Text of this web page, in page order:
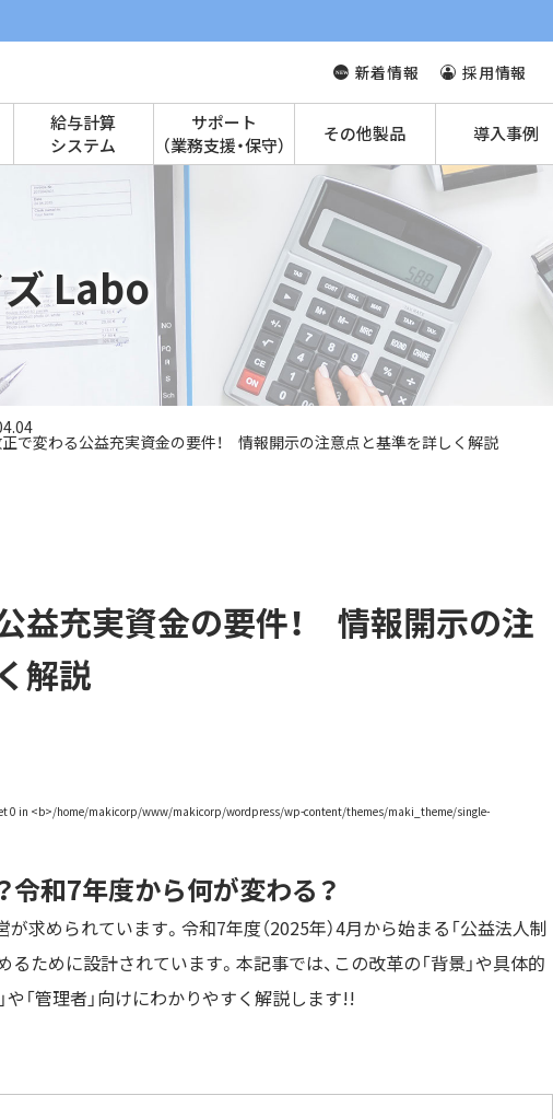
新着情報 採用情報
給与計算
システム
サポート
（業務支援・保守）
その他製品 導入事例
Labo
で変わる公益充実資金の要件！ 情報開示の注意点と基準を詳しく解説
益充実資金の要件！ 情報開示の注
解説
令和7年度から何が変わる？
求められています。令和7年度（2025年）4月から始まる「公益法人制
るために設計されています。本記事では、この改革の「背景」や具体的
や「管理者」向けにわかりやすく解説します!!